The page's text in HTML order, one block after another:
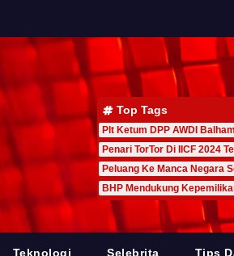
Top Tags
Plt Ketum DPP AWDI
Penari TorTor Di IICF 2024
Peluang Ke Manca Negara
BHP Mendukung
Teknologi Selebrita Tips